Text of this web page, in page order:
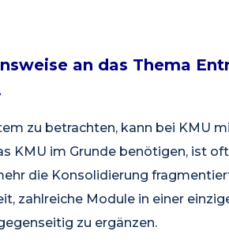
an das Thema
zu betrachten, kann bei KMU
KMU im Grunde benötigen, ist
die Konsolidierung
zahlreiche Module in einer
zu ergänzen.